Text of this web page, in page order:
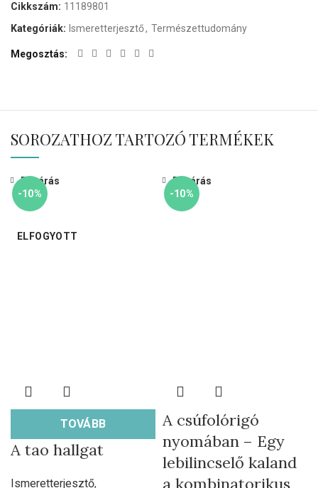
Cikkszám: 11189801
Kategóriák: Ismeretterjesztő, Természettudomány
Megosztás
SOROZATHOZ TARTOZÓ TERMÉKEK
-10%
ELFOGYOTT
TOVÁBB
Bezárás
A tao hallgat
Ismeretterjesztő,
-10%
Bezárás
A csúfolórigó
nyomában – Egy
lebilincselő kaland
a kombinatorikus